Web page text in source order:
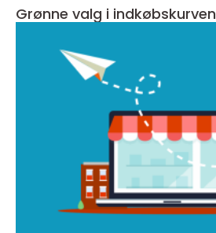
Grønne valg i indkøbskurven